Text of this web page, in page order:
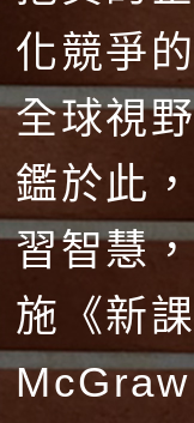
化競爭
全球視
鑑於此
習智慧
施《新